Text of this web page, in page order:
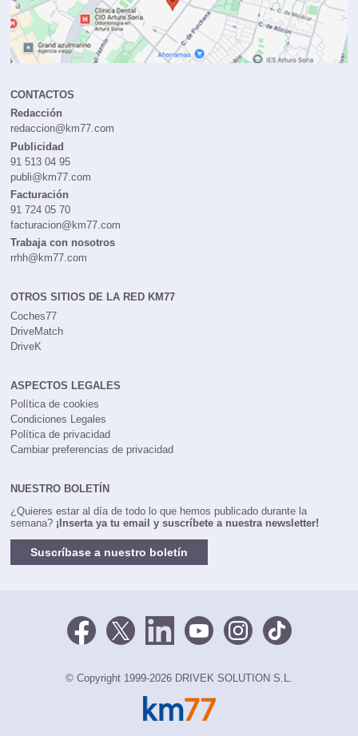
CONTACTOS
Redacción
redaccion@km77.com
Publicidad
91 513 04 95
publi@km77.com
Facturación
91 724 05 70
facturacion@km77.com
Trabaja con nosotros
rrhh@km77.com
OTROS SITIOS DE LA RED KM77
Coches77
DriveMatch
DriveK
ASPECTOS LEGALES
Política de cookies
Condiciones Legales
Política de privacidad
Cambiar preferencias de privacidad
NUESTRO BOLETÍN
¿Quieres estar al día de todo lo que hemos publicado durante la
semana? ¡Inserta ya tu email y suscríbete a nuestra newsletter!
Suscríbase a nuestro boletín
© Copyright 1999-2026 DRIVEK SOLUTION S.L.